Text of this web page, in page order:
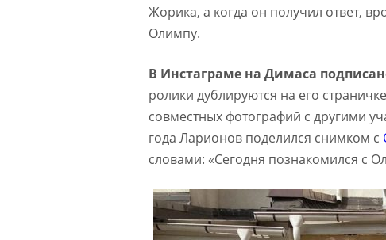
Жорика, а когда он получил ответ,
Олимпу.
В Инстаграме на Димаса
ролики дублируются на его
совместных фотографий с другими
года Ларионов поделился снимком с
словами: «Сегодня познакомился с